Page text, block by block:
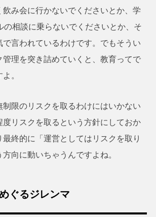
飲み会に行かないでくださいとか、学
の相談に乗らないでくださいとか、そ
で言われているわけです。でもそうい
管理を突き詰めていくと、教育ってで
。
制限のリスクを取るわけにはいかない
度リスクを取るという方針にしておか
終的に「運営としてはリスクを取り
向に動いちゃうんですよね。
ぐるジレンマ